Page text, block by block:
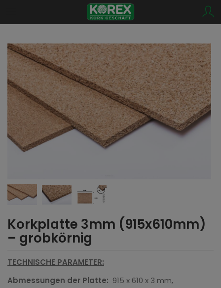
Korkplatte 3mm (915x610mm)
– grobkörnig
TECHNISCHE PARAMETER:
Abmessungen der Platte: 915 x 610 x 3 mm,